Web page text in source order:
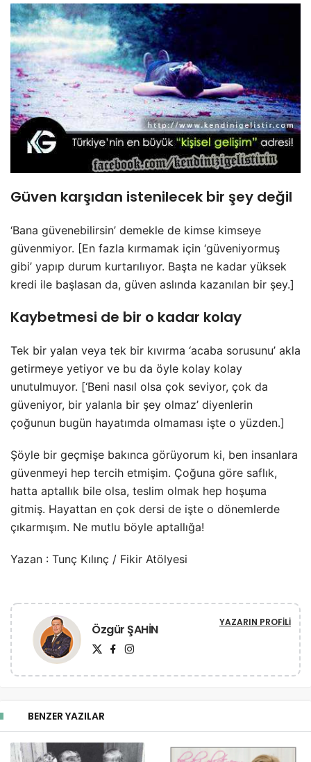
Güven karşıdan istenilecek bir şey değil
‘Bana güvenebilirsin’ demekle de kimse kimseye
güvenmiyor. [En fazla kırmamak için ‘güveniyormuş
gibi’ yapıp durum kurtarılıyor. Başta ne kadar yüksek
kredi ile başlasan da, güven aslında kazanılan bir şey.]
Kaybetmesi de bir o kadar kolay
Tek bir yalan veya tek bir kıvırma ‘acaba sorusunu’ akla
getirmeye yetiyor ve bu da öyle kolay kolay
unutulmuyor. [‘Beni nasıl olsa çok seviyor, çok da
güveniyor, bir yalanla bir şey olmaz’ diyenlerin
çoğunun bugün hayatımda olmaması işte o yüzden.]
Şöyle bir geçmişe bakınca görüyorum ki, ben insanlara
güvenmeyi hep tercih etmişim. Çoğuna göre saflık,
hatta aptallık bile olsa, teslim olmak hep hoşuma
gitmiş. Hayattan en çok dersi de işte o dönemlerde
çıkarmışım. Ne mutlu böyle aptallığa!
Yazan : Tunç Kılınç / Fikir Atölyesi
Özgür ŞAHİN YAZARIN PROFILI
BENZER YAZILAR